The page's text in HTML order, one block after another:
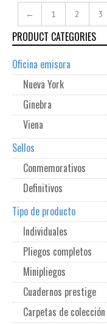
← 1 2 3
PRODUCT CATEGORIES
Oficina emisora
Nueva York
Ginebra
Viena
Sellos
Conmemorativos
Definitivos
Tipo de producto
Individuales
Pliegos completos
Minipliegos
Cuadernos prestige
Carpetas de colección